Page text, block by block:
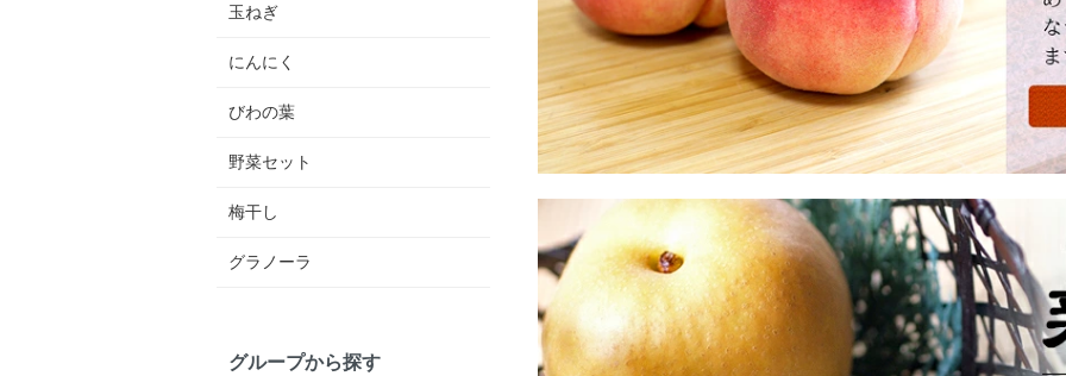
玉ねぎ
にんにく
びわの葉
野菜セット
梅干し
グラノーラ
グループから探す